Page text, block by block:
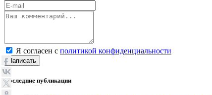
Я согласен с политикой конфиденциальности
Написать
Последние публикации